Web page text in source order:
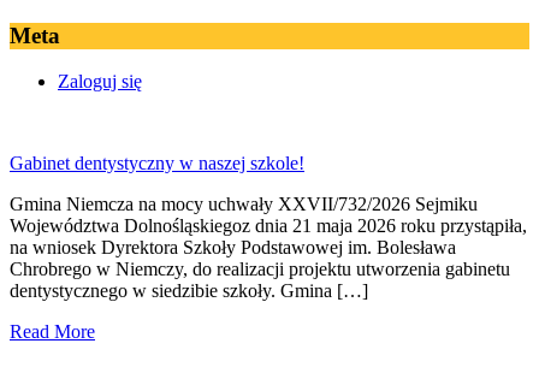
Meta
Zaloguj się
Gabinet dentystyczny w naszej szkole!
Gmina Niemcza na mocy uchwały XXVII/732/2026 Sejmiku
Województwa Dolnośląskiegoz dnia 21 maja 2026 roku przystąpiła,
na wniosek Dyrektora Szkoły Podstawowej im. Bolesława
Chrobrego w Niemczy, do realizacji projektu utworzenia gabinetu
dentystycznego w siedzibie szkoły. Gmina […]
Read More